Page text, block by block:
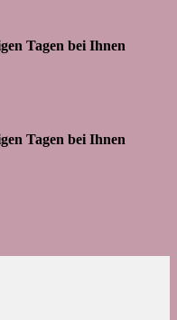
Tagen bei Ihnen
Tagen bei Ihnen